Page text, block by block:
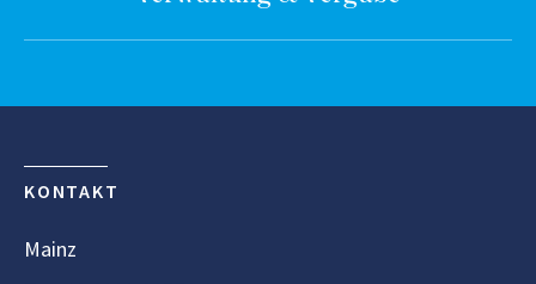
KONTAKT
Mainz